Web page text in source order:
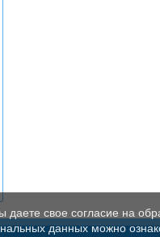
даете свое согласие на
данных можно